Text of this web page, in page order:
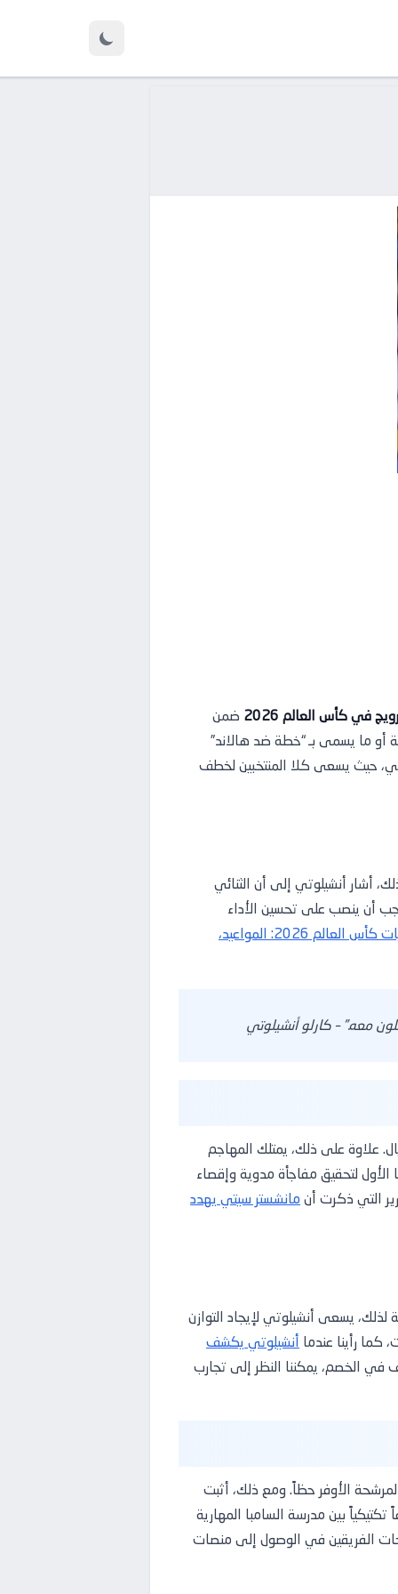
في كأس العالم 2026
ضمن
خاصة أو ما يسمى بـ “خطة ضد هالاند”
حيث يسعى كلا المنتخبين لخطف
أشار أنشيلوتي إلى أن الثنائي
أن ينصب على تحسين الأداء
جدول مباريات كأس العالم 2026: المواعيد،
معه.” – كارلو أنشيلوتي
وأنه سجل 5 أهداف حتى الآن في المونديال. علاوة على ذلك، يمتلك المهاجم
قدرات نجمها الأول لتحقيق مفاجأة مدوية وإقصاء
التي ذكرت أنمانشستر سيتي يهدد
لذلك، يسعى أنشيلوتي لإيجاد التوازن
كما رأينا عندما أنشيلوتي يكشف
الخصم، يمكننا النظر إلى تجارب
الأوفر حظاً. ومع ذلك، أثبت
بين مدرسة السامبا المهارية
الفريقين في الوصول إلى منصات